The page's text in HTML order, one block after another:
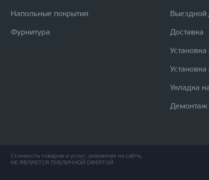
Напольные покрытия
Фурнитура
Выездной
Доставка
Укладка
Демонтаж
Стоимость товаров и услуг, указанная на сайте,
НЕ ЯВЛЯЕТСЯ ПУБЛИЧНОЙ ОФЕРТОЙ